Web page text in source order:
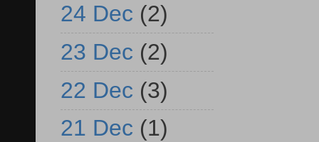
24 Dec (2)
23 Dec (2)
22 Dec (3)
21 Dec (1)